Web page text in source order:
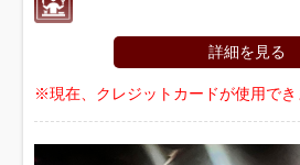
詳細を見る
※現在、クレジットカードが使用でき